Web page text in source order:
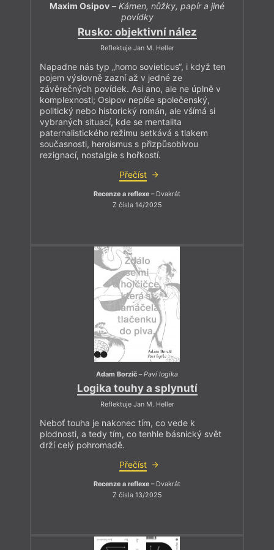
Maxim Osipov – Kámen, nůžky, papír a jiné
povídky
Rusko: objektivní nález
Reflektuje Jan M. Heller
Napadne nás typ „homo sovieticus“, i když ten
pojem výslovně zazní až v jedné ze
závěrečných povídek. Asi ano, ale ne úplně v
komplexnosti; Osipov nepíše společenský,
politický nebo historický román, ale všímá si
vybraných situací, kde se mentalita
paternalistického režimu setkává s tlakem
současnosti, heroismus s přizpůsobivou
rezignací, nostalgie s hořkostí.
Přečíst
Recenze a reflexe – Dvakrát
Z čísla 14/2025
Adam Borzič –Paví logika
Logika touhy a splynutí
Reflektuje Jan M. Heller
Neboť touha je nakonec tím, co vede k
plodnosti, a tedy tím, co tenhle básnický svět
drží celý pohromadě.
Přečíst
Recenze a reflexe – Dvakrát
Z čísla 13/2025